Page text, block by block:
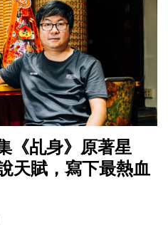
《乩身》原著星
天賦，寫下最熱血